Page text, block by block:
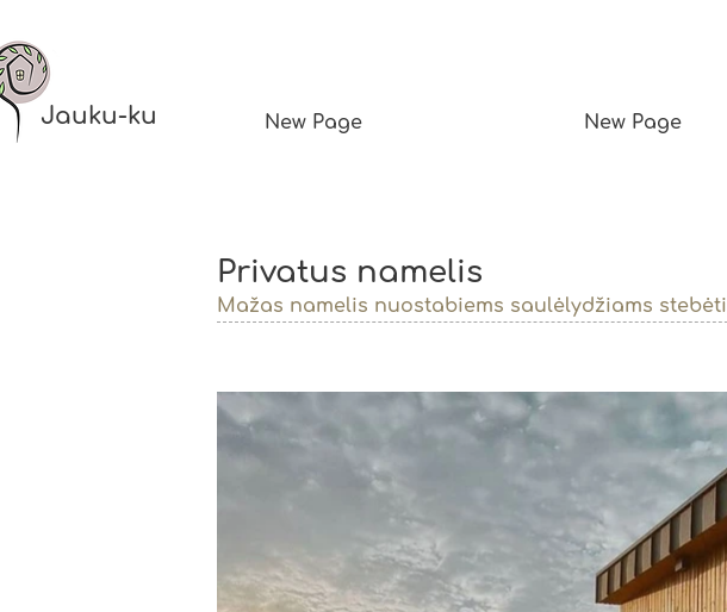
Jauku-ku New Page New Page
Privatus namelis
Mažas namelis nuostabiems saulėlydžiams stebėti